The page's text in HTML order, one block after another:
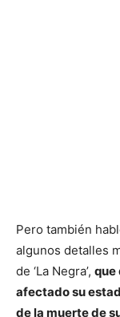
Pero también
algunos detalles
de ‘La Negra’, que
afectado su
de la muerte de